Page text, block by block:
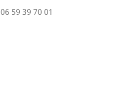
06 59 39 70 01